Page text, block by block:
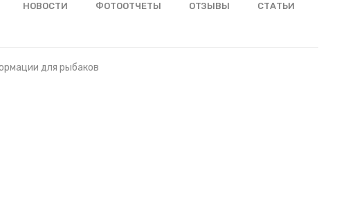
НОВОСТИ ФОТООТЧЕТЫ ОТЗЫВЫ
СТАТЬИ
для рыбаков